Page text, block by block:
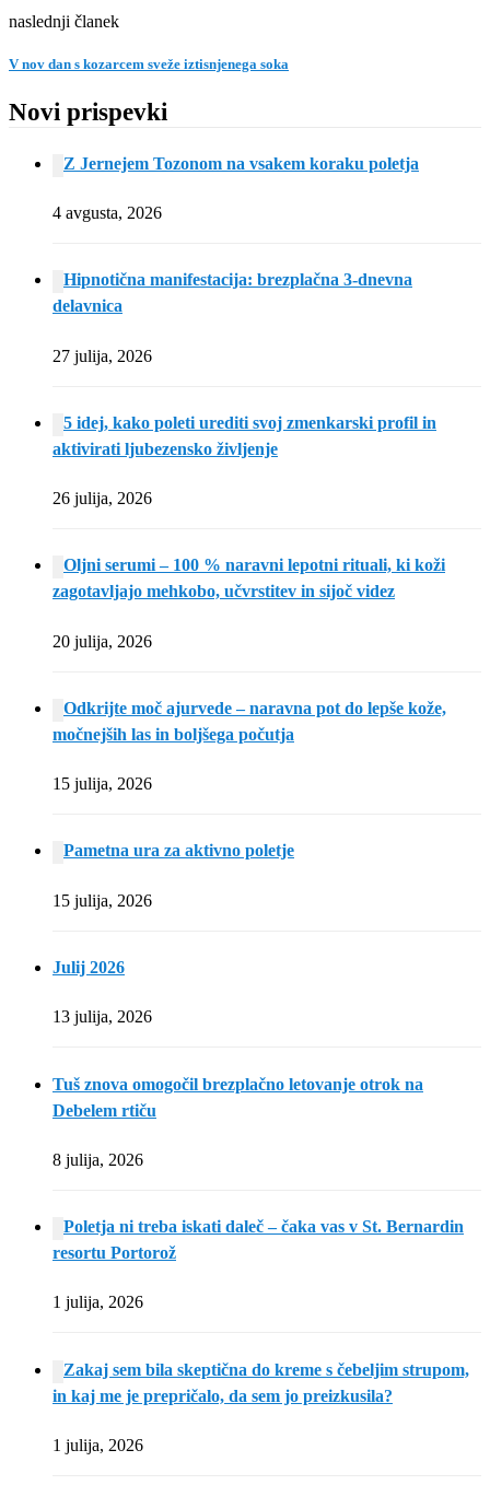
naslednji članek
V nov dan s kozarcem sveže iztisnjenega soka
Novi prispevki
Z Jernejem Tozonom na vsakem koraku poletja
4 avgusta, 2026
Hipnotična manifestacija: brezplačna 3-dnevna
delavnica
27 julija, 2026
5 idej, kako poleti urediti svoj zmenkarski profil in
aktivirati ljubezensko življenje
26 julija, 2026
Oljni serumi – 100 % naravni lepotni rituali, ki koži
zagotavljajo mehkobo, učvrstitev in sijoč videz
20 julija, 2026
Odkrijte moč ajurvede – naravna pot do lepše kože,
močnejših las in boljšega počutja
15 julija, 2026
Pametna ura za aktivno poletje
15 julija, 2026
Julij 2026
13 julija, 2026
Tuš znova omogočil brezplačno letovanje otrok na
Debelem rtiču
8 julija, 2026
Poletja ni treba iskati daleč – čaka vas v St. Bernardin
resortu Portorož
1 julija, 2026
Zakaj sem bila skeptična do kreme s čebeljim strupom,
in kaj me je prepričalo, da sem jo preizkusila?
1 julija, 2026